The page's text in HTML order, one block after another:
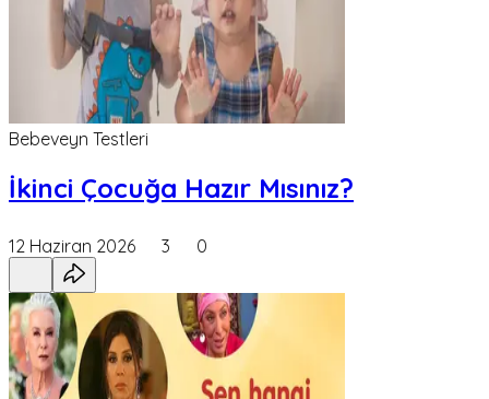
Bebeveyn Testleri
İkinci Çocuğa Hazır Mısınız?
12 Haziran 2026 3 0